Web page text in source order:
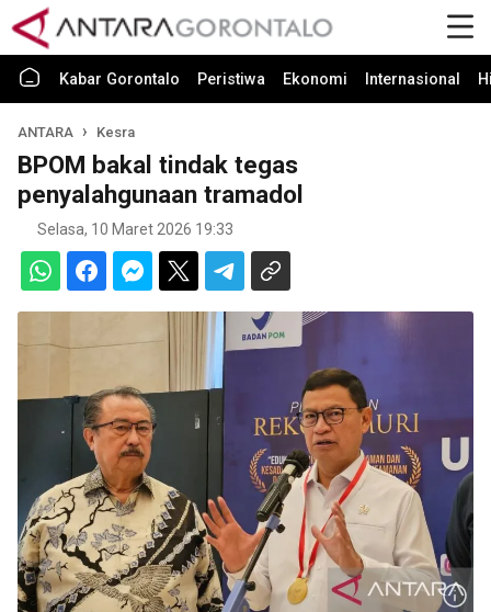
Kabar Gorontalo Peristiwa Ekonomi Internasional
ANTARA Kesra
BPOM bakal tindak tegas
penyalahgunaan tramadol
Selasa, 10 Maret 2026 19:33